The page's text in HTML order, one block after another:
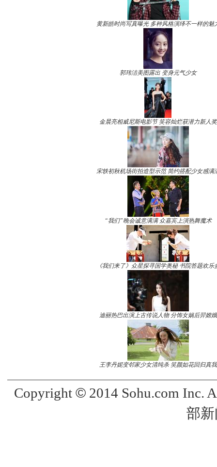
黄新皓时尚写真曝光 多种风格演绎不一样的魅
郭玮洁美图露出 变身元气少女
金晨亮相威尼斯电影节 笑容灿烂获潜力新人奖
宋轶初秋机场街拍造型示范 简约搭配少女感满
“我们”晚会诚意满满 众嘉宾上演热舞魔术
《我们来了》众星探寻国学奥秘 书院答题欢乐
迪丽热巴出演上古传说人物 分饰女娲后羿嫦娥
王李丹妮变邻家少女清纯杀 笑颜如花回归真我
Copyright ©2014 Sohu.com Inc.
部